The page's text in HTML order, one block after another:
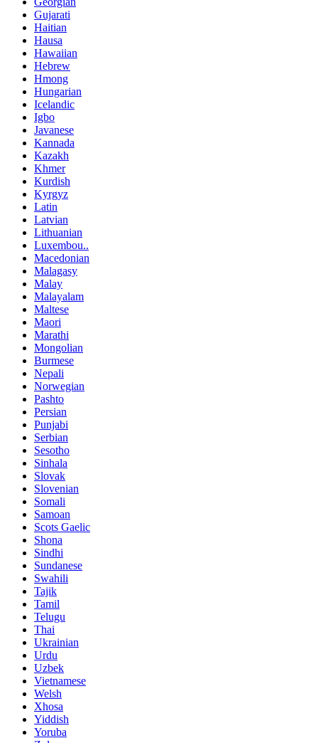
Gujarati
Haitian
Hausa
Hawaiian
Hebrew
Hmong
Hungarian
Icelandic
Igbo
Javanese
Kannada
Kazakh
Khmer
Kurdish
Kyrgyz
Latin
Latvian
Lithuanian
Luxembou..
Macedonian
Malagasy
Malay
Malayalam
Maltese
Maori
Marathi
Mongolian
Burmese
Nepali
Norwegian
Pashto
Persian
Punjabi
Serbian
Sesotho
Sinhala
Slovak
Slovenian
Somali
Samoan
Scots Gaelic
Shona
Sindhi
Sundanese
Swahili
Tajik
Tamil
Telugu
Thai
Ukrainian
Urdu
Uzbek
Vietnamese
Welsh
Xhosa
Yiddish
Yoruba